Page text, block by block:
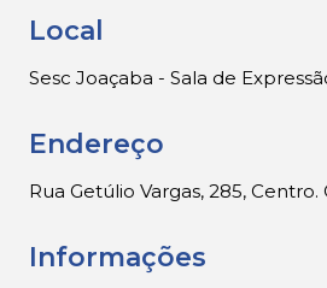
Local
Sesc Joaçaba - Sala de
Endereço
Rua Getúlio Vargas, 285,
Informações